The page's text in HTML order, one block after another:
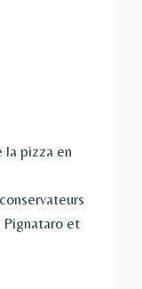
la pizza en
Pignataro et